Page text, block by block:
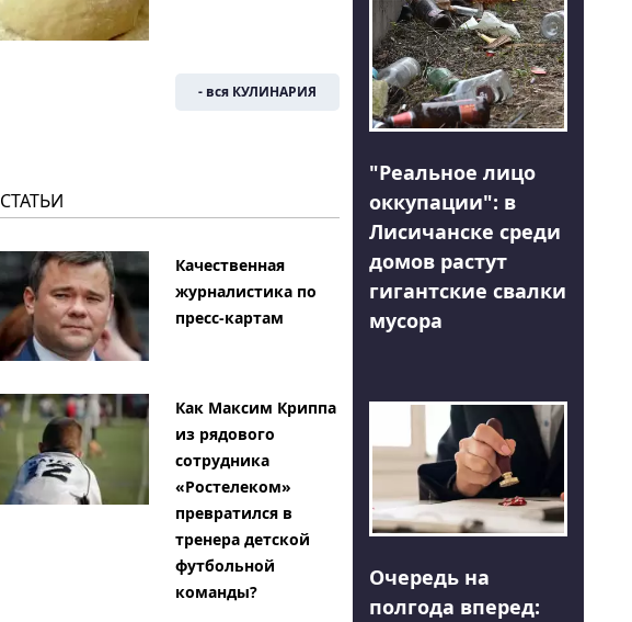
- вся КУЛИНАРИЯ
СТАТЬИ
Качественная
журналистика по
пресс-картам
Как Максим Криппа
из рядового
сотрудника
«Ростелеком»
превратился в
тренера детской
футбольной
команды?
"Реальное лицо
оккупации": в
Лисичанске среди
домов растут
гигантские свалки
мусора
Очередь на
полгода вперед: